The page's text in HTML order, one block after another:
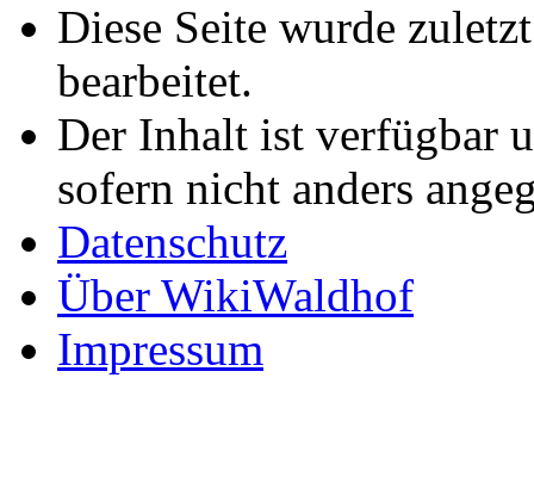
Diese Seite wurde
bearbeitet.
Der Inhalt ist verfügbar
sofern nicht anders
Datenschutz
Über WikiWaldhof
Impressum